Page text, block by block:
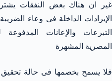
غير ان هناك بعض النفقات
الإيرادات الداخلة فى وعاء
التبرعات والإعانات
المصرية المشهرة
فلا يسمح بخصمها فى حالة